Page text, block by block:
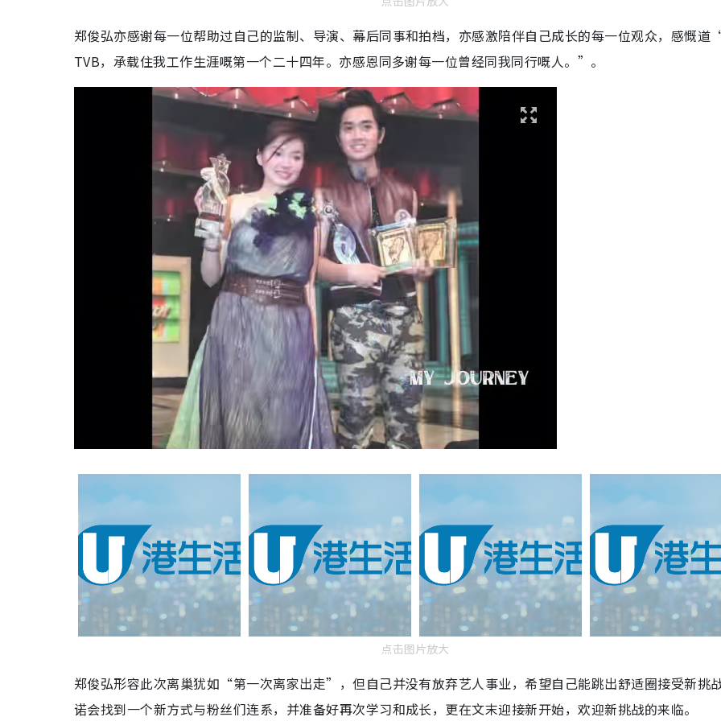
郑俊弘亦感谢每一位帮助过自己的监制、导演、幕后同事和拍档，亦感激陪伴自己成长的每一位观众，感慨道
TVB，承载住我工作生涯嘅第一个二十四年。亦感恩同多谢每一位曾经同我同行嘅人。”。
点击图片放大
郑俊弘形容此次离巢犹如“第一次离家出走”，但自己并没有放弃艺人事业，希望自己能跳出舒适圈接受新挑
诺会找到一个新方式与粉丝们连系，并准备好再次学习和成长，更在文末迎接新开始，欢迎新挑战的来临。